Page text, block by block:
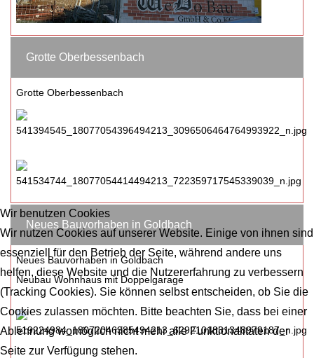
Grotte Oberbessenbach
Grotte Oberbessenbach
Neues Bauvorhaben in Goldbach
Neues Bauvorhaben in Goldbach
Neubau Wohnhaus mit Doppelgarage
Wir benutzen Cookies
Wir nutzen Cookies auf unserer Website. Einige von ihnen sind
essenziell für den Betrieb der Seite, während andere uns
helfen, diese Website und die Nutzererfahrung zu verbessern
(Tracking Cookies). Sie können selbst entscheiden, ob Sie die
Cookies zulassen möchten. Bitte beachten Sie, dass bei einer
Ablehnung womöglich nicht mehr alle Funktionalitäten der
Seite zur Verfügung stehen.